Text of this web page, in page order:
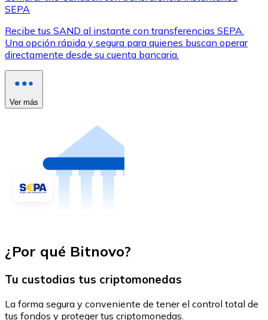
SEPA
Recibe tus SAND al instante con transferencias SEPA.
Una opción rápida y segura para quienes buscan operar
directamente desde su cuenta bancaria.
Ver más
¿Por qué Bitnovo?
Tu custodias tus criptomonedas
La forma segura y conveniente de tener el control total de
tus fondos y proteger tus criptomonedas.